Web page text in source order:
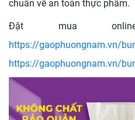
chuẩn về an toàn thực phẩm.
Đặt mua
https://gaophuongnam.vn/
https://gaophuongnam.vn/